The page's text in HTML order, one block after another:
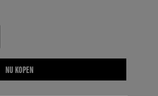
NU KOPEN